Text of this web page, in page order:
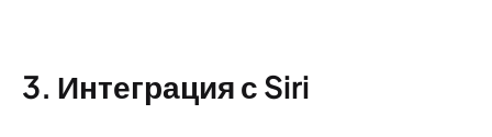
3. Интеграция с Siri